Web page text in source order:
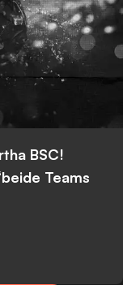
BSC!
Teams